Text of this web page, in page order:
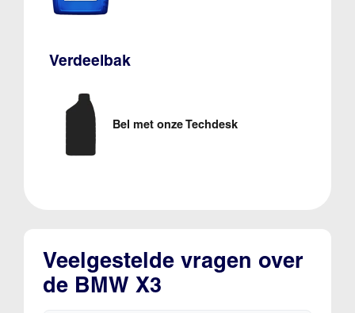
Verdeelbak
Bel met onze Techdesk
Veelgestelde vragen over
de BMW X3